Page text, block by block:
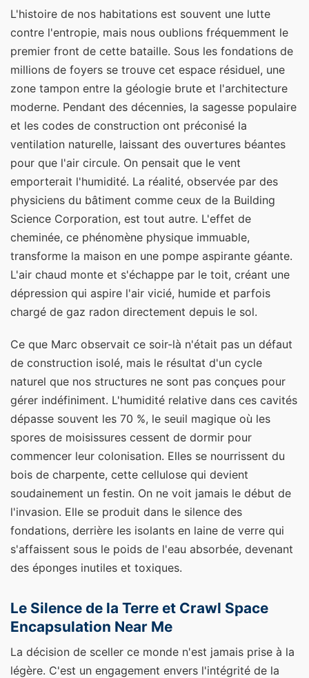
L'histoire de nos habitations est souvent une lutte
contre l'entropie, mais nous oublions fréquemment le
premier front de cette bataille. Sous les fondations de
millions de foyers se trouve cet espace résiduel, une
zone tampon entre la géologie brute et l'architecture
moderne. Pendant des décennies, la sagesse populaire
et les codes de construction ont préconisé la
ventilation naturelle, laissant des ouvertures béantes
pour que l'air circule. On pensait que le vent
emporterait l'humidité. La réalité, observée par des
physiciens du bâtiment comme ceux de la Building
Science Corporation, est tout autre. L'effet de
cheminée, ce phénomène physique immuable,
transforme la maison en une pompe aspirante géante.
L'air chaud monte et s'échappe par le toit, créant une
dépression qui aspire l'air vicié, humide et parfois
chargé de gaz radon directement depuis le sol.
Ce que Marc observait ce soir-là n'était pas un défaut
de construction isolé, mais le résultat d'un cycle
naturel que nos structures ne sont pas conçues pour
gérer indéfiniment. L'humidité relative dans ces cavités
dépasse souvent les 70 %, le seuil magique où les
spores de moisissures cessent de dormir pour
commencer leur colonisation. Elles se nourrissent du
bois de charpente, cette cellulose qui devient
soudainement un festin. On ne voit jamais le début de
l'invasion. Elle se produit dans le silence des
fondations, derrière les isolants en laine de verre qui
s'affaissent sous le poids de l'eau absorbée, devenant
des éponges inutiles et toxiques.
Le Silence de la Terre et Crawl Space
Encapsulation Near Me
La décision de sceller ce monde n'est jamais prise à la
légère. C'est un engagement envers l'intégrité de la